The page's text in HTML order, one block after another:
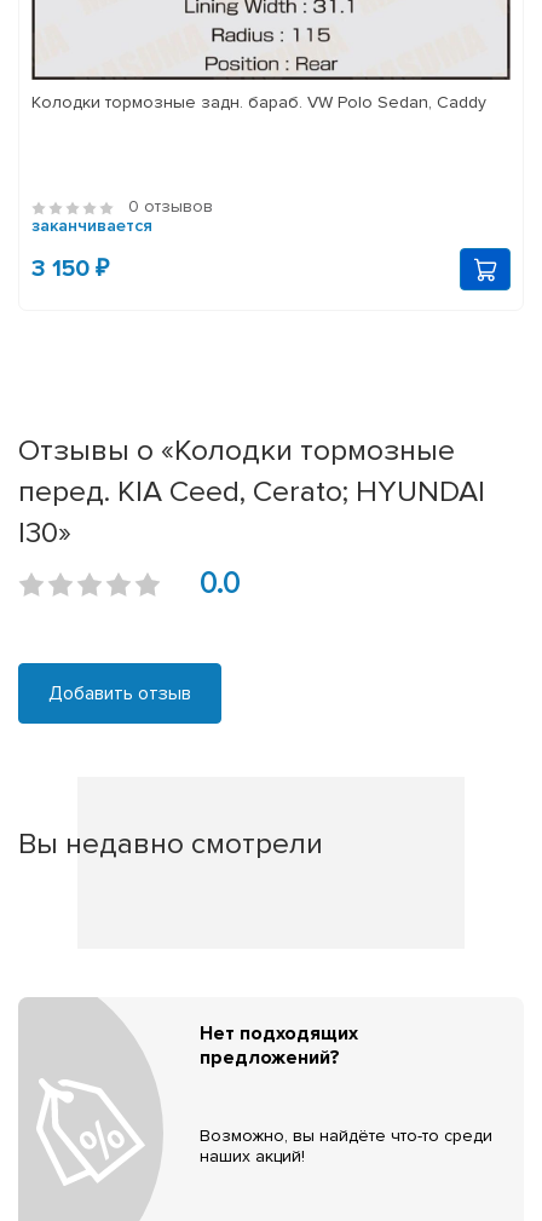
Колодки тормозные задн. бараб. VW Polo Sedan, Caddy
0 отзывов
заканчивается
3 150 ₽
Отзывы о «Колодки тормозные
перед. KIA Ceed, Cerato; HYUNDAI
I30»
0.0
Добавить отзыв
Вы недавно смотрели
Нет подходящих
предложений?
Возможно, вы найдёте что-то среди
наших акций!